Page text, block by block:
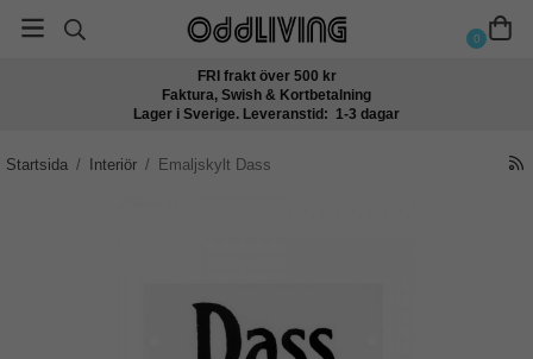
0
FRI frakt över 500 kr
Faktura, Swish & Kortbetalning
Lager i Sverige. Leveranstid: 1-3 dagar
Startsida / Interiör / Emaljskylt Dass